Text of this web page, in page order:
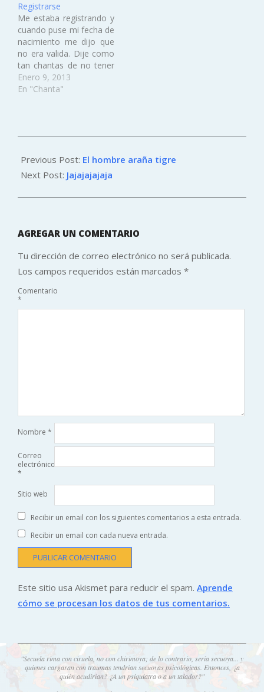
Registrarse
Me estaba registrando y
cuando puse mi fecha de
nacimiento me dijo que
no era valida. Dije como
tan chantas de no tener
implementado la cosa
para años
fechas. Poniendo el mes
culiaos.
Enero 9, 2013
En "Chanta"
10-
10
Previous Post: El hombre araña tigre
Next Post: Jajajajajaja
AGREGAR UN COMENTARIO
Tu dirección de correo electrónico no será publicada.
Los campos requeridos están marcados *
Comentario
*
Nombre *
Correo
electrónico
*
Sitio web
Recibir un email con los siguientes comentarios a esta entrada.
Recibir un email con cada nueva entrada.
Este sitio usa Akismet para reducir el spam. Aprende
cómo se procesan los datos de tus comentarios.
"Secuela rima con ciruela, no con chirimoya; de lo contrario, sería secuoya... y
quienes cargaran con traumas tendrían secuoyas psicológicas. Entonces, ¿a
quién acudirían? ¿A un psiquiatra o a un talador?"